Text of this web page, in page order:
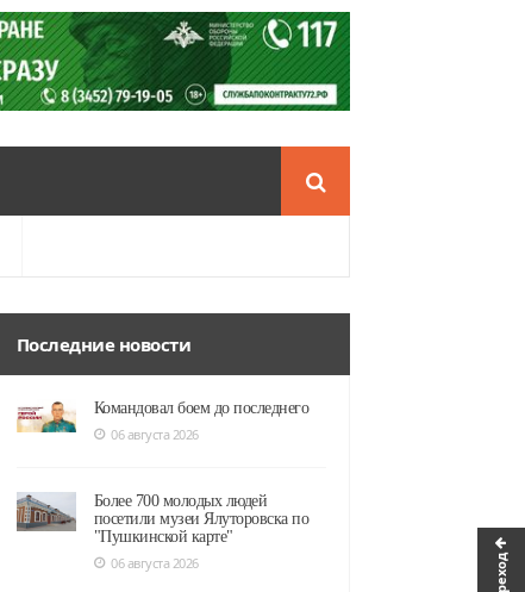
Последние новости
Командовал боем до последнего
06 августа 2026
Более 700 молодых людей
посетили музеи Ялуторовска по
"Пушкинской карте"
06 августа 2026